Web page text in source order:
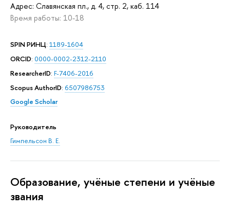
Адрес: Славянская пл., д. 4, стр. 2, каб. 114
Время работы: 10-18
SPIN РИНЦ: 1189-1604
ORCID: 0000-0002-2312-2110
ResearcherID: F-7406-2016
Scopus AuthorID: 6507986753
Google Scholar
Руководитель
Гимпельсон В. Е.
Oбразование, учёные степени и учёные
звания